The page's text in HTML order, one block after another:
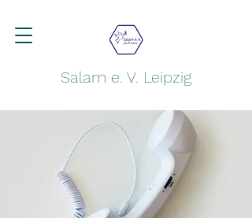
Salam e. V. Leipzig